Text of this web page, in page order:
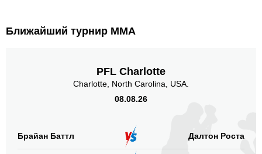
Ближайший турнир ММА
PFL Charlotte
Charlotte, North Carolina, USA.
08.08.26
Брайан Баттл Далтон Роста